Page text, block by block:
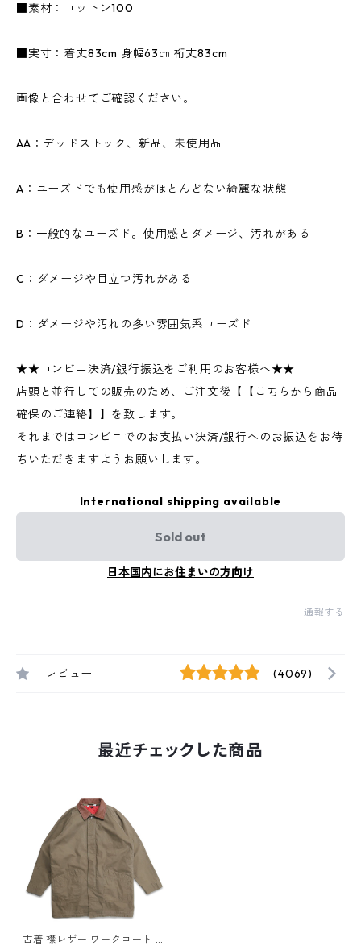
■素材：コットン100
■実寸：着丈83cm 身幅63㎝ 裄丈83cm
画像と合わせてご確認ください。
AA：デッドストック、新品、未使用品
A：ユーズドでも使用感がほとんどない綺麗な状態
B：一般的なユーズド。使用感とダメージ、汚れがある
C：ダメージや目立つ汚れがある
D：ダメージや汚れの多い雰囲気系ユーズド
★★コンビニ決済/銀行振込をご利用のお客様へ★★
店頭と並行しての販売のため、ご注文後【【こちらから商品
確保のご連絡】】を致します。
それまではコンビニでのお支払い決済/銀行へのお振込をお待
ちいただきますようお願いします。
International shipping available
Sold out
日本国内にお住まいの方向け
通報する
レビュー (4069)
最近チェックした商品
古着 襟レザー ワークコート ワ